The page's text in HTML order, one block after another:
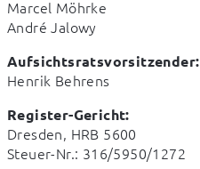
Marcel Möhrke
André Jalowy
Aufsichtsratsvorsitzender:
Henrik Behrens
Register-Gericht:
Dresden, HRB 5600
Steuer-Nr.: 316/5950/1272